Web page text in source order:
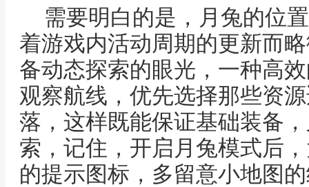
需要明白的是，月兔的位
着游戏内活动周期的更新而
备动态探索的眼光，一种高
观察航线，优先选择那些资
落，这样既能保证基础装备
索，记住，开启月兔模式后
的提示图标，多留意小地图